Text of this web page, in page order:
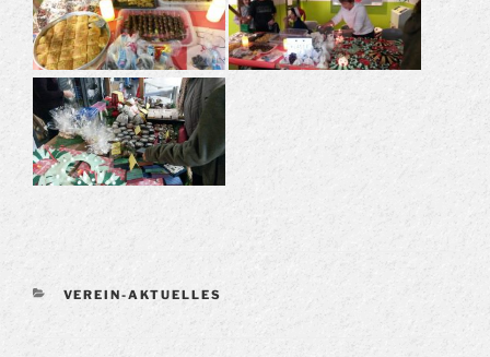
KATEGORIEN
VEREIN-AKTUELLES